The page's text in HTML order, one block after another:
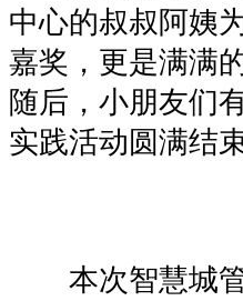
中心的叔叔阿姨
嘉奖，更是满满
随后，小朋友们
实践活动圆满结
本次智慧城管